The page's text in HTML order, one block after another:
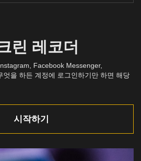
린 레코더
Facebook Messenger,
엇을 하든 계정에 로그인하기만 하면 해당
시작하기